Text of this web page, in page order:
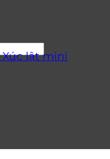
lật mini